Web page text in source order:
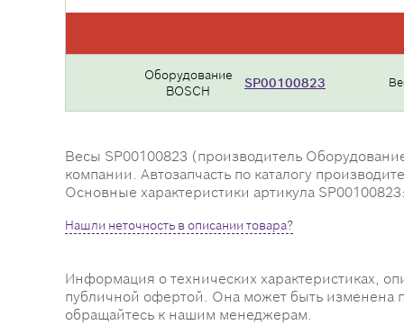
Оборудование
BOSCH
SP00100823
Весы SP00100823 (производитель
компании. Автозапчасть по каталогу
Основные характеристики артикула
Нашли неточность в описании товара?
Информация о технических характеристиках,
публичной офертой. Она может быть изменена
обращайтесь к нашим менеджерам.